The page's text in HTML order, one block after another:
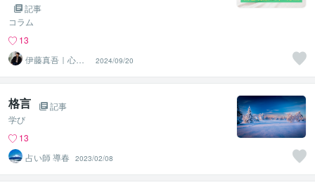
記事
コラム
13
伊藤真吾｜心理
カウンセラー
2024/09/20
格言
記事
学び
13
占い師 導春
2023/02/08